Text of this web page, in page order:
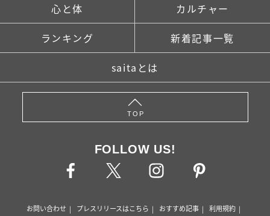
心と体 カルチャー
ランキング 新着記事一覧
saitaとは
TOP
FOLLOW US!
お問い合わせ プレスリリースはこちら おすすめ記事 利用規約